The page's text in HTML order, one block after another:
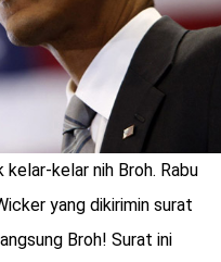
kelar nih Broh. Rabu
yang dikirimin surat
Broh! Surat ini